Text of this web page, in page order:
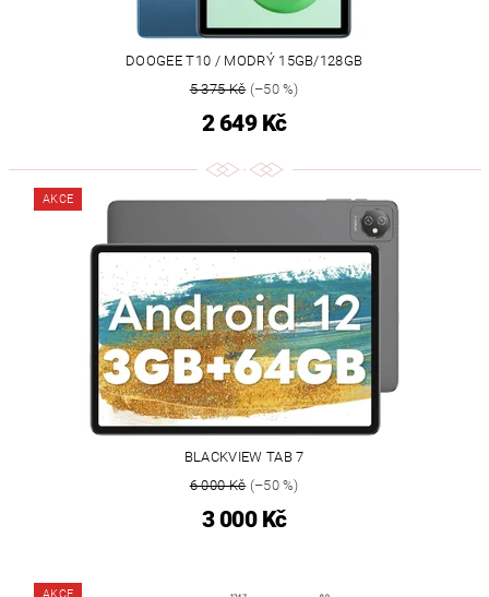
DOOGEE T10 / MODRÝ 15GB/128GB
5 375 Kč(–50 %)
2 649 Kč
AKCE
BLACKVIEW TAB 7
6 000 Kč(–50 %)
3 000 Kč
AKCE